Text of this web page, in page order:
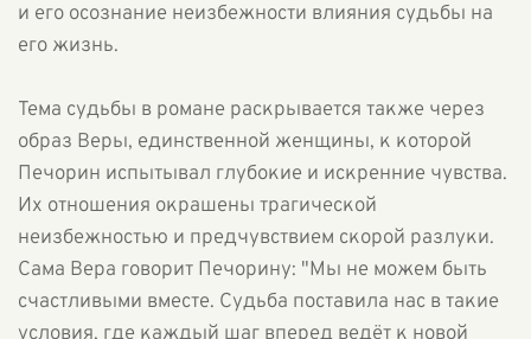
и его осознание неизбежности влияния судьбы на
его жизнь.
Тема судьбы в романе раскрывается также через
образ Веры, единственной женщины, к которой
Печорин испытывал глубокие и искренние чувства.
Их отношения окрашены трагической
неизбежностью и предчувствием скорой разлуки.
Сама Вера говорит Печорину: "Мы не можем быть
счастливыми вместе. Судьба поставила нас в такие